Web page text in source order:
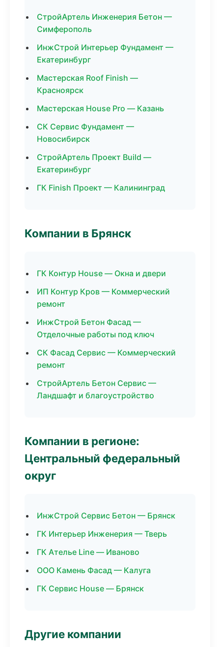
СтройАртель Инженерия Бетон —
Симферополь
ИнжСтрой Интерьер Фундамент —
Екатеринбург
Мастерская Roof Finish —
Красноярск
Мастерская House Pro — Казань
СК Сервис Фундамент —
Новосибирск
СтройАртель Проект Build —
Екатеринбург
ГК Finish Проект — Калининград
Компании в Брянск
ГК Контур House — Окна и двери
ИП Контур Кров — Коммерческий
ремонт
ИнжСтрой Бетон Фасад —
Отделочные работы под ключ
СК Фасад Сервис — Коммерческий
ремонт
СтройАртель Бетон Сервис —
Ландшафт и благоустройство
Компании в регионе:
Центральный федеральный
округ
ИнжСтрой Сервис Бетон — Брянск
ГК Интерьер Инженерия — Тверь
ГК Ателье Line — Иваново
ООО Камень Фасад — Калуга
ГК Сервис House — Брянск
Другие компании